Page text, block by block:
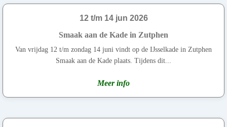
12 t/m 14 jun 2026
Smaak aan de Kade in Zutphen
Van vrijdag 12 t/m zondag 14 juni vindt op de IJsselkade in Zutphen
Smaak aan de Kade plaats. Tijdens dit...
Meer info